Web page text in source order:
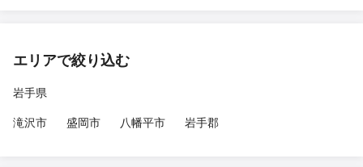
エリアで絞り込む
岩手県
滝沢市
盛岡市 八幡平市 岩手郡